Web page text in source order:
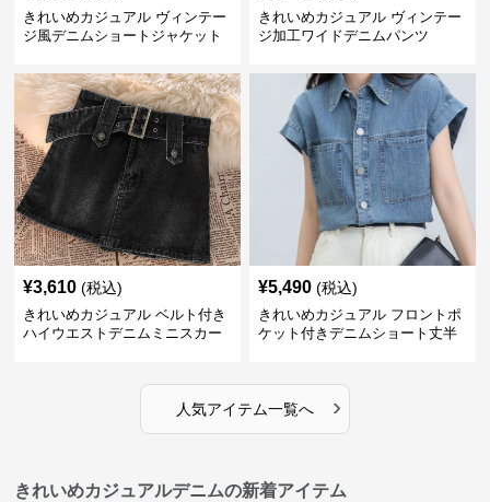
きれいめカジュアル ヴィンテー
ジ風デニムショートジャケット
きれいめカジュアル ヴィンテー
ジ加工ワイドデニムパンツ
¥3,610 (税込)
きれいめカジュアル ベルト付き
ハイウエストデニムミニスカー
¥5,490 (税込)
きれいめカジュアル フロントポ
ケット付きデニムショート丈半
人気アイテム一覧へ ›
きれいめカジュアルデニムの新着アイテム